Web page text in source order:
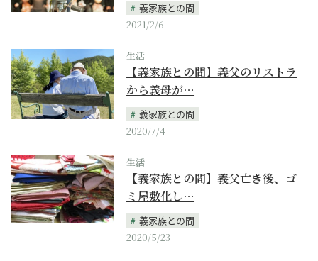
義家族との間
2021/2/6
生活
【義家族との間】義父のリストラ
から義母が…
義家族との間
2020/7/4
生活
【義家族との間】義父亡き後、ゴ
ミ屋敷化し…
義家族との間
2020/5/23